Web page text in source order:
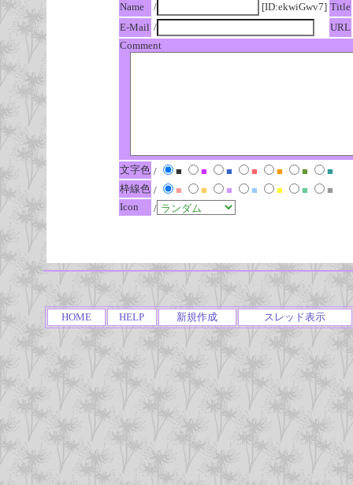
Name
/ [ID:ekwiGwv7] Title
E-Mail /
URL
Comment
文字色 / ■ ■ ■ ■ ■ ■
■
枠線色 / ■ ■ ■ ■ ■ ■
■
Icon
/
HOME HELP 新規作成 スレッド表示